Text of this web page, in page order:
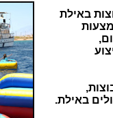
באילת
באילת.